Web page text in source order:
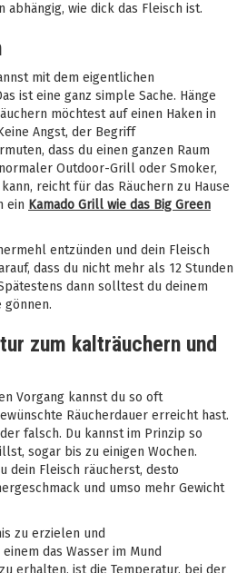
abhängig, wie dick das Fleisch ist.
mit dem eigentlichen
ist eine ganz simple Sache. Hänge
möchtest auf einen Haken in
Angst, der Begriff
dass du einen ganzen Raum
Outdoor-Grill oder Smoker,
reicht für das Räuchern zu Hause
ein Kamado Grill wie das Big Green
entzünden und dein Fleisch
dass du nicht mehr als 12 Stunden
dann solltest du deinem
gönnen.
zum kalträuchern und
Vorgang kannst du so oft
Räucherdauer erreicht hast.
falsch. Du kannst im Prinzip so
sogar bis zu einigen Wochen.
dein Fleisch räucherst, desto
und umso mehr Gewicht
zu erzielen und
das Wasser im Mund